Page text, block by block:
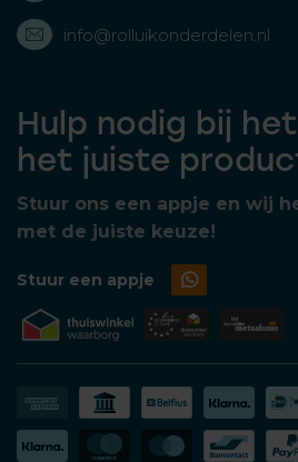
info@rolluikonderdelen.nl
Hulp nodig bij
het juiste
Stuur ons een appje en wij
met de juiste keuze!
Stuur een appje